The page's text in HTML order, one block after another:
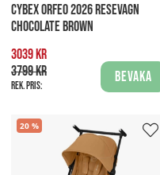
CYBEX ORFEO 2026 RESEVAGN
CHOCOLATE BROWN
3039 kr
3799 kr
Rek. pris:
Bevaka
20